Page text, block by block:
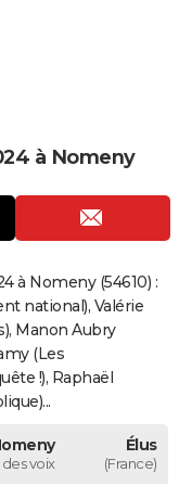
à Nomeny
à Nomeny (54610) :
national), Valérie
Manon Aubry
(Les
!), Raphaël
des voix
Élus
(France)